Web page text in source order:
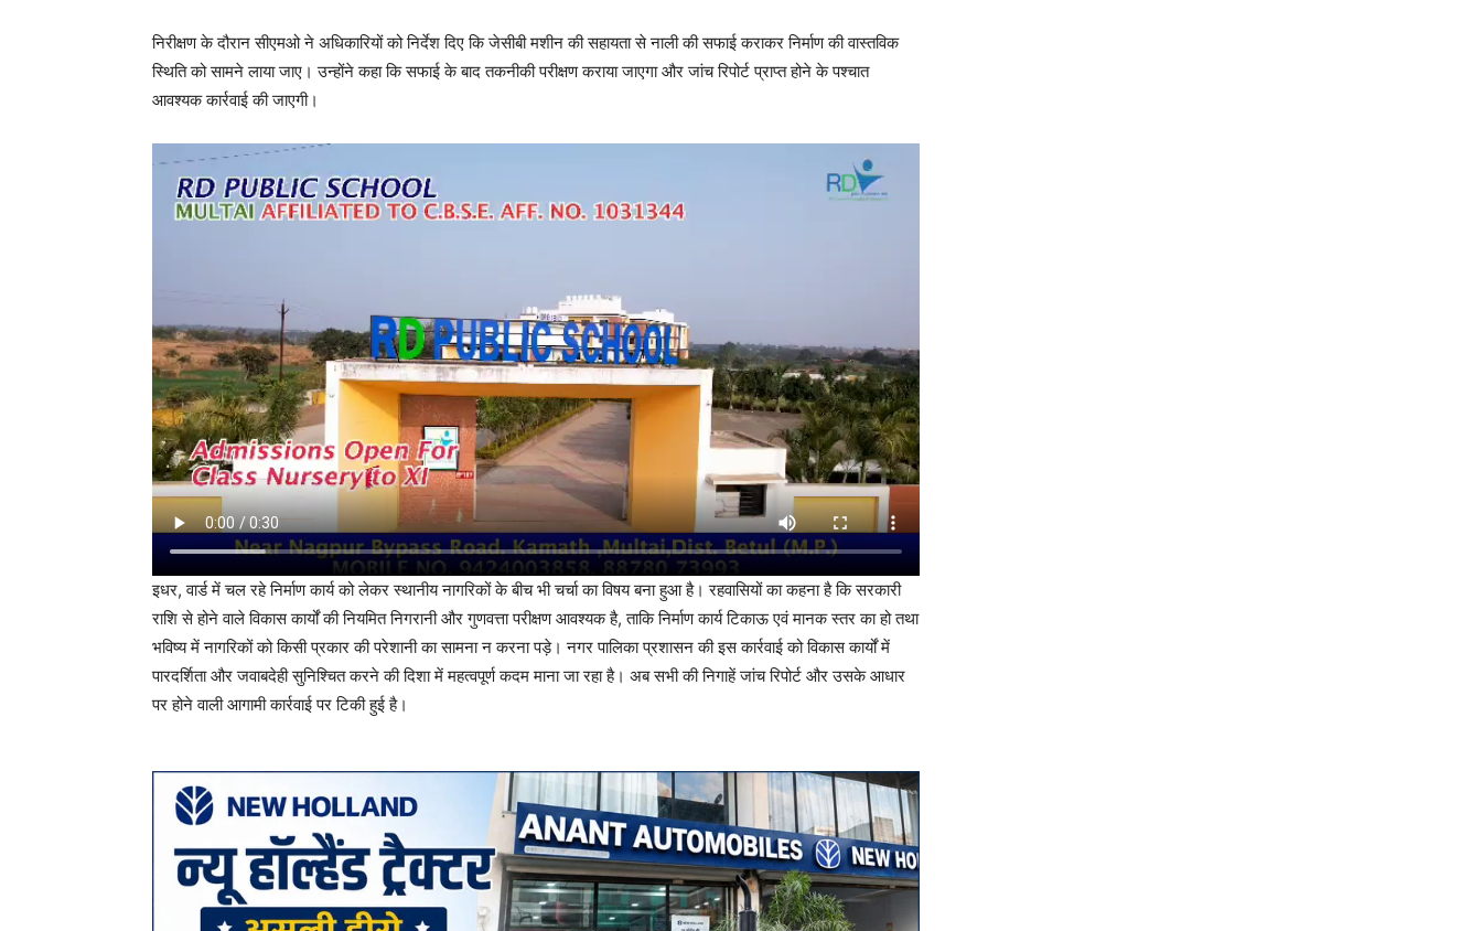
निरीक्षण के दौरान सीएमओ ने अधिकारियों को निर्देश दिए कि जेसीबी मशीन की सहायता से नाली की सफाई कराकर निर्माण की वास्तविक
स्थिति को सामने लाया जाए। उन्होंने कहा कि सफाई के बाद तकनीकी परीक्षण कराया जाएगा और जांच रिपोर्ट प्राप्त होने के पश्चात
आवश्यक कार्रवाई की जाएगी।
इधर, वार्ड में चल रहे निर्माण कार्य को लेकर स्थानीय नागरिकों के बीच भी चर्चा का विषय बना हुआ है। रहवासियों का कहना है कि सरकारी
राशि से होने वाले विकास कार्यों की नियमित निगरानी और गुणवत्ता परीक्षण आवश्यक है, ताकि निर्माण कार्य टिकाऊ एवं मानक स्तर का हो तथा
भविष्य में नागरिकों को किसी प्रकार की परेशानी का सामना न करना पड़े। नगर पालिका प्रशासन की इस कार्रवाई को विकास कार्यों में
पारदर्शिता और जवाबदेही सुनिश्चित करने की दिशा में महत्वपूर्ण कदम माना जा रहा है। अब सभी की निगाहें जांच रिपोर्ट और उसके आधार
पर होने वाली आगामी कार्रवाई पर टिकी हुई है।